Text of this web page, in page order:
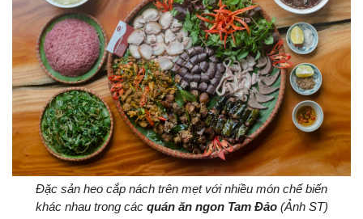
Đặc sản heo cắp nách trên mẹt với nhiều món chế biến
khác nhau trong các quán ăn ngon Tam Đảo(Ảnh ST)